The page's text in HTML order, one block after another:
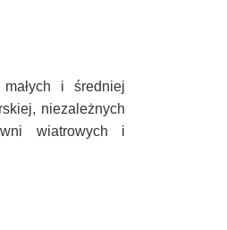
i średniej
niezależnych
wiatrowych i